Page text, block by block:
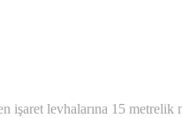
işaret levhalarına 15 metrelik